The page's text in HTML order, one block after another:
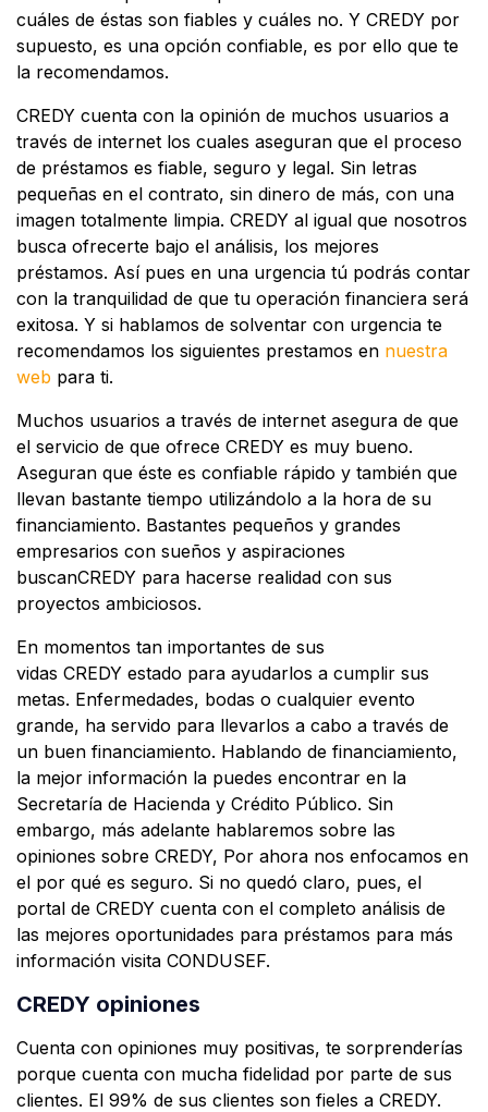
cuáles de éstas son fiables y cuáles no. Y CREDY por
supuesto, es una opción confiable, es por ello que te
la recomendamos.
CREDY cuenta con la opinión de muchos usuarios a
través de internet los cuales aseguran que el proceso
de préstamos es fiable, seguro y legal. Sin letras
pequeñas en el contrato, sin dinero de más, con una
imagen totalmente limpia. CREDY al igual que nosotros
busca ofrecerte bajo el análisis, los mejores
préstamos. Así pues en una urgencia tú podrás contar
con la tranquilidad de que tu operación financiera será
exitosa. Y si hablamos de solventar con urgencia te
recomendamos los siguientes prestamos en nuestra
web para ti.
Muchos usuarios a través de internet asegura de que
el servicio de que ofrece CREDY es muy bueno.
Aseguran que éste es confiable rápido y también que
llevan bastante tiempo utilizándolo a la hora de su
financiamiento. Bastantes pequeños y grandes
empresarios con sueños y aspiraciones
buscanCREDY para hacerse realidad con sus
proyectos ambiciosos.
En momentos tan importantes de sus
vidas CREDY estado para ayudarlos a cumplir sus
metas. Enfermedades, bodas o cualquier evento
grande, ha servido para llevarlos a cabo a través de
un buen financiamiento. Hablando de financiamiento,
la mejor información la puedes encontrar en la
Secretaría de Hacienda y Crédito Público. Sin
embargo, más adelante hablaremos sobre las
opiniones sobre CREDY, Por ahora nos enfocamos en
el por qué es seguro. Si no quedó claro, pues, el
portal de CREDY cuenta con el completo análisis de
las mejores oportunidades para préstamos para más
información visita CONDUSEF.
CREDY opiniones
Cuenta con opiniones muy positivas, te sorprenderías
porque cuenta con mucha fidelidad por parte de sus
clientes. El 99% de sus clientes son fieles a CREDY.